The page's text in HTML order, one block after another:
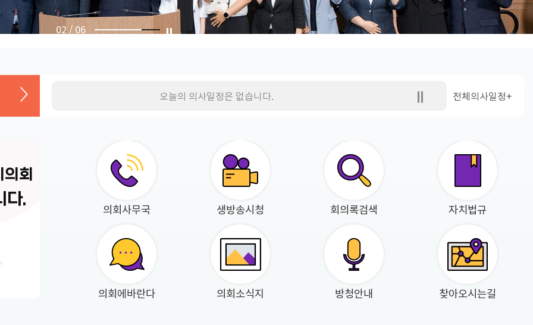
03 / 06
오늘의 의사일정은 없습니다. 전체의사일정+
회
다.
의회사무국 생방송시청 회의록검색 자치법규
의회에바란다 의회소식지 방청안내 찾아오시는길